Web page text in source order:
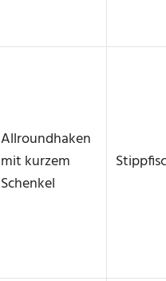
Allroundhaken
mit kurzem
Schenkel